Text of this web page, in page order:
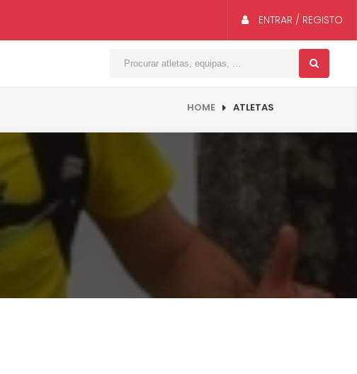
ENTRAR / REGISTO
HOME ATLETAS